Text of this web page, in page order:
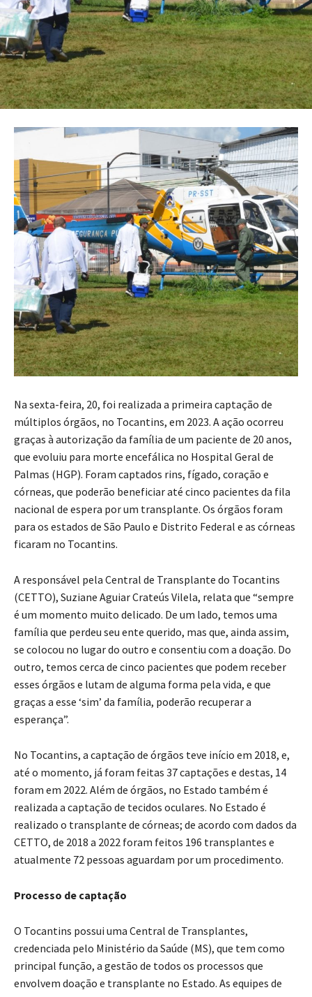
Na sexta-feira, 20, foi realizada a primeira captação de
múltiplos órgãos, no Tocantins, em 2023. A ação ocorreu
graças à autorização da família de um paciente de 20 anos,
que evoluiu para morte encefálica no Hospital Geral de
Palmas (HGP). Foram captados rins, fígado, coração e
córneas, que poderão beneficiar até cinco pacientes da fila
nacional de espera por um transplante. Os órgãos foram
para os estados de São Paulo e Distrito Federal e as córneas
ficaram no Tocantins.
A responsável pela Central de Transplante do Tocantins
(CETTO), Suziane Aguiar Crateús Vilela, relata que “sempre
é um momento muito delicado. De um lado, temos uma
família que perdeu seu ente querido, mas que, ainda assim,
se colocou no lugar do outro e consentiu com a doação. Do
outro, temos cerca de cinco pacientes que podem receber
esses órgãos e lutam de alguma forma pela vida, e que
graças a esse ‘sim’ da família, poderão recuperar a
esperança”.
No Tocantins, a captação de órgãos teve início em 2018, e,
até o momento, já foram feitas 37 captações e destas, 14
foram em 2022. Além de órgãos, no Estado também é
realizada a captação de tecidos oculares. No Estado é
realizado o transplante de córneas; de acordo com dados da
CETTO, de 2018 a 2022 foram feitos 196 transplantes e
atualmente 72 pessoas aguardam por um procedimento.
Processo de captação
O Tocantins possui uma Central de Transplantes,
credenciada pelo Ministério da Saúde (MS), que tem como
principal função, a gestão de todos os processos que
envolvem doação e transplante no Estado. As equipes de